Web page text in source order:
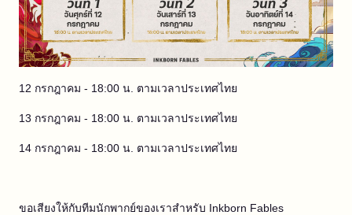
12 กรกฎาคม - 18:00 น. ตามเวลาประเทศไทย
13 กรกฎาคม - 18:00 น. ตามเวลาประเทศไทย
14 กรกฎาคม - 18:00 น. ตามเวลาประเทศไทย
ขอเสียงให้กับทีมนักพากย์ของเราสำหรับ Inkborn Fables